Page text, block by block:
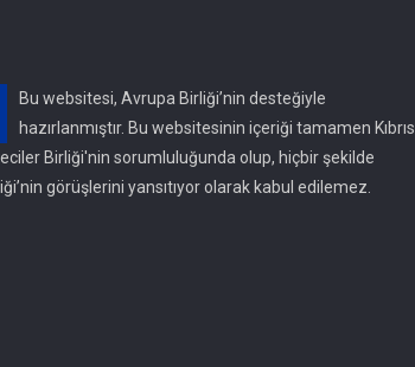
Bu websitesi, Avrupa Birliği’nin desteğiyle
hazırlanmıştır. Bu websitesinin içeriği tamamen Kıbrıs
Birliği'nin sorumluluğunda olup, hiçbir şekilde
görüşlerini yansıtıyor olarak kabul edilemez.